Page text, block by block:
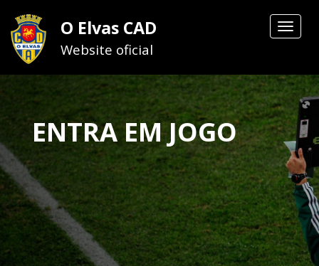
Toggle
O Elvas CAD
Website oficial
ENTRA EM JOGO